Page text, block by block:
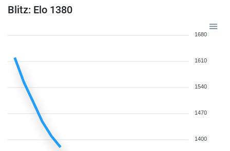
Blitz: Elo 1380
1680
1610
1540
1470
1400